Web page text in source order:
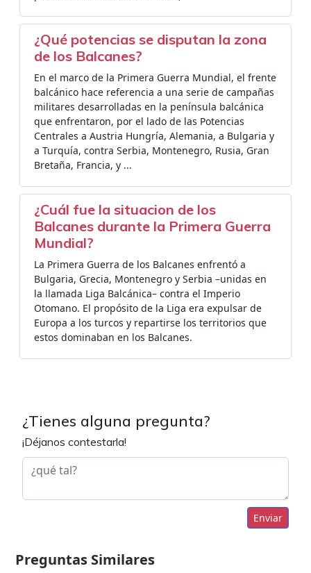
¿Qué potencias se disputan la zona
de los Balcanes?
En el marco de la Primera Guerra Mundial, el frente
balcánico hace referencia a una serie de campañas
militares desarrolladas en la península balcánica
que enfrentaron, por el lado de las Potencias
Centrales a Austria Hungría, Alemania, a Bulgaria y
a Turquía, contra Serbia, Montenegro, Rusia, Gran
Bretaña, Francia, y ...
¿Cuál fue la situacion de los
Balcanes durante la Primera Guerra
Mundial?
La Primera Guerra de los Balcanes enfrentó a
Bulgaria, Grecia, Montenegro y Serbia –unidas en
la llamada Liga Balcánica– contra el Imperio
Otomano. El propósito de la Liga era expulsar de
Europa a los turcos y repartirse los territorios que
estos dominaban en los Balcanes.
¿Tienes alguna pregunta?
¡Déjanos contestarla!
Enviar
Preguntas Similares